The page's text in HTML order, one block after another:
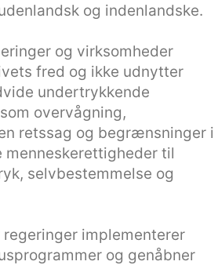
og indenlandske.
og virksomheder
fred og ikke udnytter
undertrykkende
overvågning,
retssag og begrænsninger i
til
selvbestemmelse og
implementerer
og genåbner